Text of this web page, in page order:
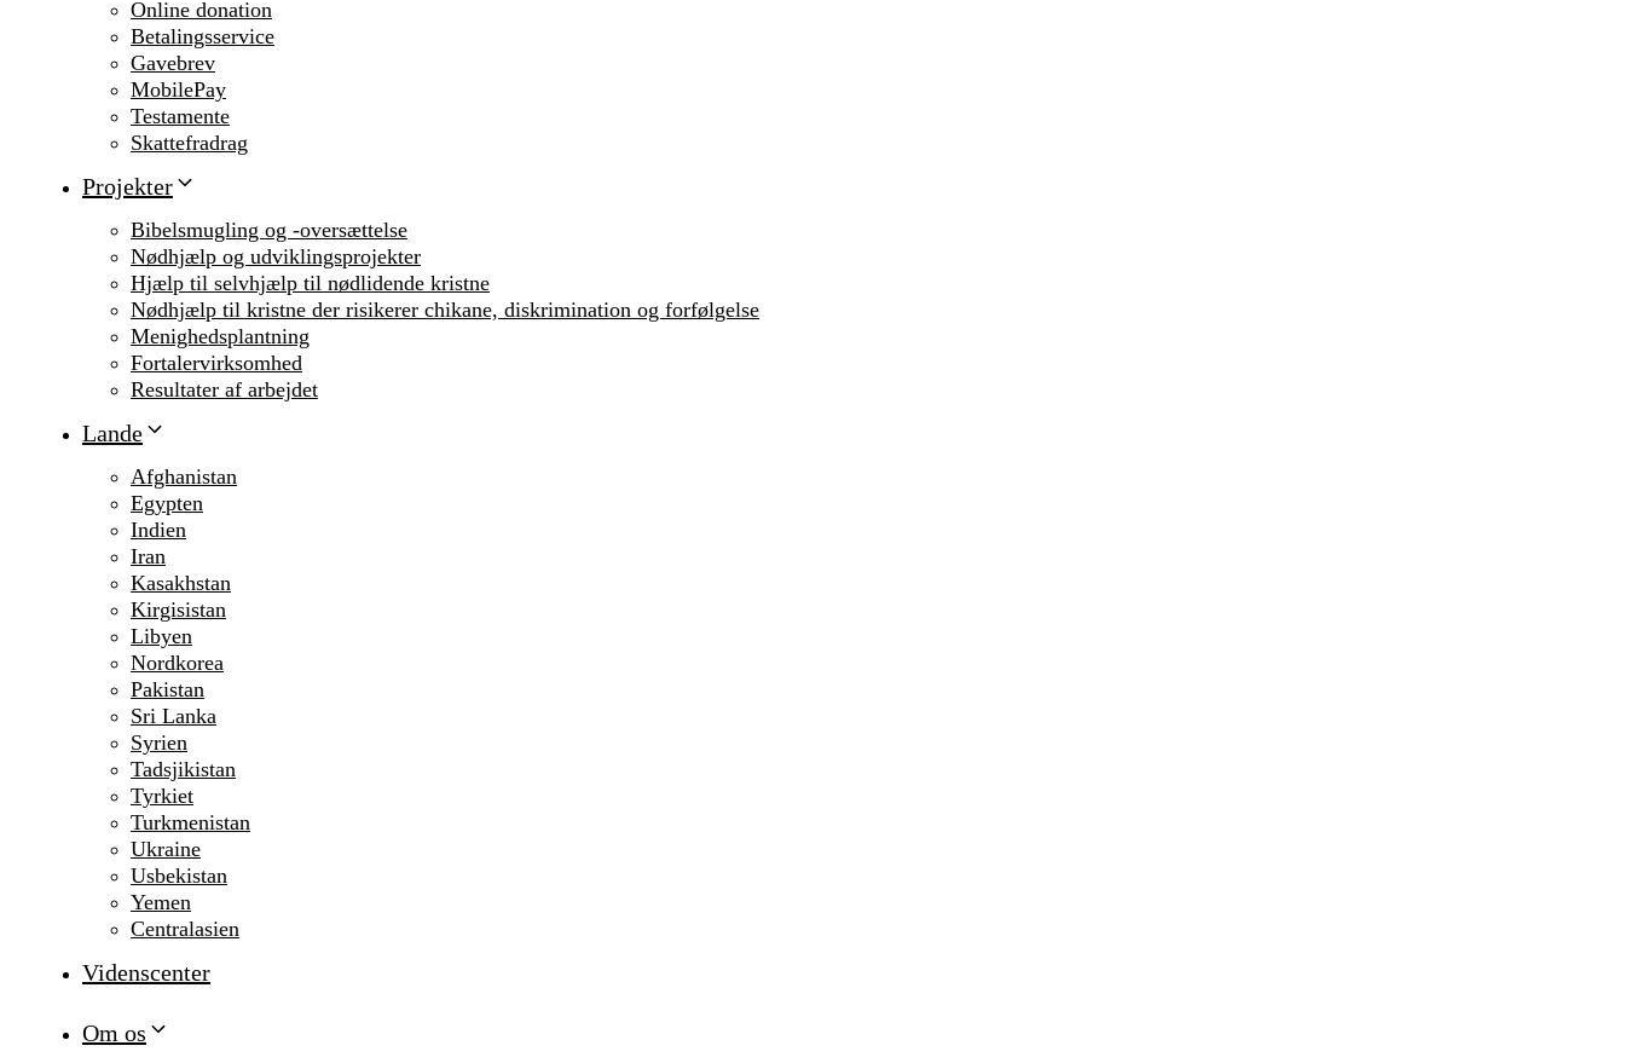
Online donation
Betalingsservice
Gavebrev
MobilePay
Testamente
Skattefradrag
Projekter
Bibelsmugling og -oversættelse
Nødhjælp og udviklingsprojekter
Hjælp til selvhjælp til nødlidende kristne
Nødhjælp til kristne der risikerer chikane, diskrimination og forfølgelse
Menighedsplantning
Fortalervirksomhed
Resultater af arbejdet
Lande
Afghanistan
Egypten
Indien
Iran
Kasakhstan
Kirgisistan
Libyen
Nordkorea
Pakistan
Sri Lanka
Syrien
Tadsjikistan
Tyrkiet
Turkmenistan
Ukraine
Usbekistan
Yemen
Centralasien
Videnscenter
Om os